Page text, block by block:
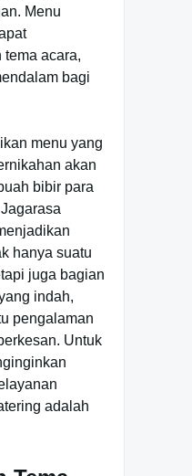
Menu
acara,
bagi
menu yang
akan
bibir para
hanya suatu
juga bagian
indah,
pengalaman
Untuk
adalah